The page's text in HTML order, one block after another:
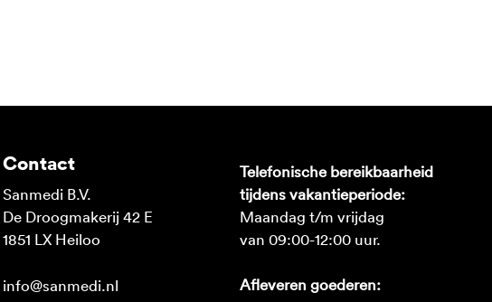
Contact
Sanmedi B.V.
De Droogmakerij 42 E
1851 LX Heiloo
info@sanmedi.nl
Telefonische bereikbaarheid
tijdens vakantieperiode:
Maandag t/m vrijdag
van 09:00-12:00 uur.
Afleveren goederen: